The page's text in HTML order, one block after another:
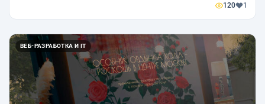
120 1
ВЕБ-РАЗРАБОТКА И IT